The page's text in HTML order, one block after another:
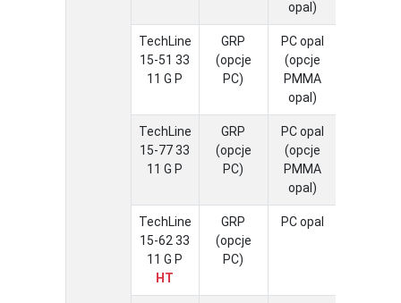
opal)
TechLine
15-51 33
11 G P
GRP
(opcje
PC)
PC opal
(opcje
PMMA
opal)
TechLine
15-77 33
11 G P
GRP
(opcje
PC)
PC opal
(opcje
PMMA
opal)
TechLine
15-62 33
11 G P
HT
GRP
(opcje
PC)
PC opal